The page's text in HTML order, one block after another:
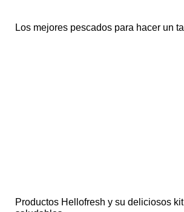
Los mejores pescados para hacer un
Productos Hellofresh y su deliciosos